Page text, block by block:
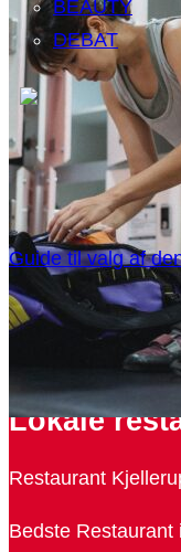
Guide til valg af
BEAUTY
DEBAT
De bedste
1. Christopher
– $$$ …
Bedste
Lokale
Restaurant
Bedste Restaurant